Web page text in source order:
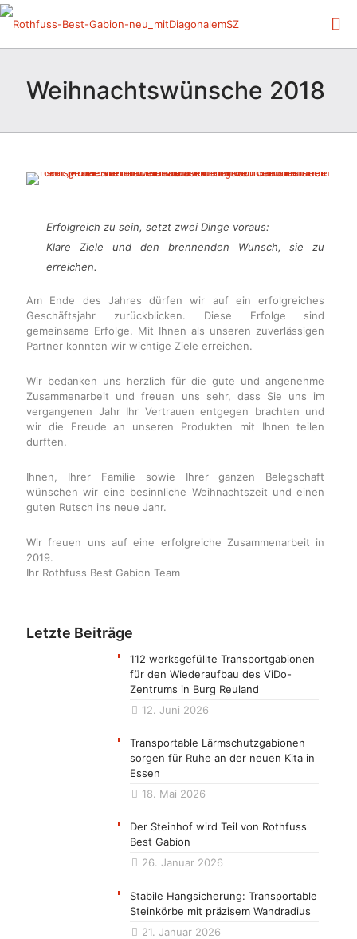
Weihnachtswünsche 2018
Erfolgreich zu sein, setzt zwei Dinge voraus:
Klare Ziele und den brennenden Wunsch, sie zu
erreichen.
Am Ende des Jahres dürfen wir auf ein erfolgreiches
Geschäftsjahr zurückblicken. Diese Erfolge sind
gemeinsame Erfolge. Mit Ihnen als unseren zuverlässigen
Partner konnten wir wichtige Ziele erreichen.
Wir bedanken uns herzlich für die gute und angenehme
Zusammenarbeit und freuen uns sehr, dass Sie uns im
vergangenen Jahr Ihr Vertrauen entgegen brachten und
wir die Freude an unseren Produkten mit Ihnen teilen
durften.
Ihnen, Ihrer Familie sowie Ihrer ganzen Belegschaft
wünschen wir eine besinnliche Weihnachtszeit und einen
guten Rutsch ins neue Jahr.
Wir freuen uns auf eine erfolgreiche Zusammenarbeit in
2019.
Ihr Rothfuss Best Gabion Team
Letzte Beiträge
112 werksgefüllte Transportgabionen
für den Wiederaufbau des ViDo-
Zentrums in Burg Reuland
12. Juni 2026
Transportable Lärmschutzgabionen
sorgen für Ruhe an der neuen Kita in
Essen
18. Mai 2026
Der Steinhof wird Teil von Rothfuss
Best Gabion
26. Januar 2026
Stabile Hangsicherung: Transportable
Steinkörbe mit präzisem Wandradius
21. Januar 2026